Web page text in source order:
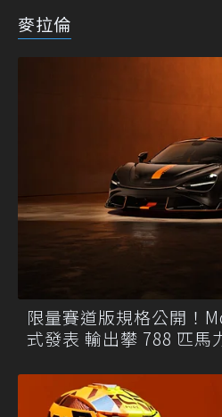
麥拉倫
限量賽道版規格公開！
式發表 輸出攀 788 匹馬